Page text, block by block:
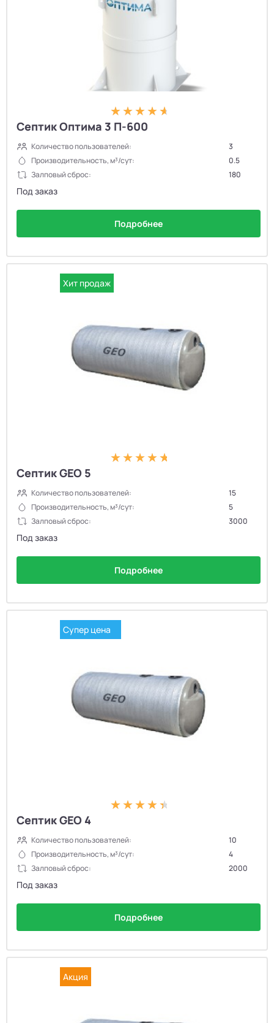
Септик Оптима 3 П-600
Количество пользователей:
3
Производительность, м³/сут:
0.5
Залповый сброс:
180
Под заказ
Подробнее
Хит продаж
Септик GEO 5
Количество пользователей:
15
Производительность, м³/сут:
5
Залповый сброс:
3000
Под заказ
Подробнее
Супер цена
Септик GEO 4
Количество пользователей:
10
Производительность, м³/сут:
4
Залповый сброс:
2000
Под заказ
Подробнее
Акция